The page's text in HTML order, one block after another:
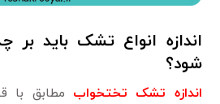
اندازه انواع تشک باید
شود؟
اندازه تشک تختخواب مطابق با